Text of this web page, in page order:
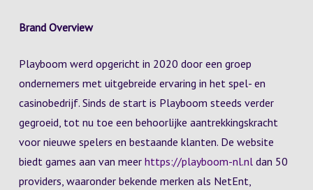
Brand Overview
Playboom werd opgericht in 2020 door een groep
ondernemers met uitgebreide ervaring in het spel- en
casinobedrijf. Sinds de start is Playboom steeds verder
gegroeid, tot nu toe een behoorlijke aantrekkingskracht
voor nieuwe spelers en bestaande klanten. De website
biedt games aan van meer https://playboom-nl.nldan 50
providers, waaronder bekende merken als NetEnt,